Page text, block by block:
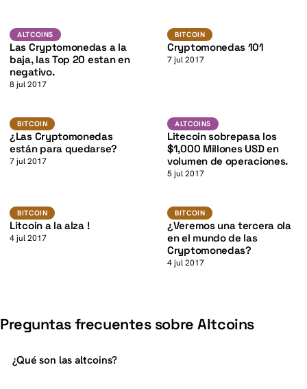
Altcoins
ALTCOINS
Las Cryptomonedas a la
baja, las Top 20 estan en
negativo.
8 jul 2017
Bitcoin
BITCOIN
Cryptomonedas 101
7 jul 2017
Bitcoin
K
BITCOIN
¿Las Cryptomonedas
están para quedarse?
7 jul 2017
ALTCOINS
ALTCOINS
Litecoin sobrepasa los
$1,000 Millones USD en
volumen de operaciones.
5 jul 2017
Bitcoin
K
BITCOIN
Litcoin a la alza !
4 jul 2017
Bitcoin
BITCOIN
¿Veremos una tercera ola
en el mundo de las
Cryptomonedas?
4 jul 2017
Preguntas frecuentes sobre Altcoins
¿Qué son las altcoins?